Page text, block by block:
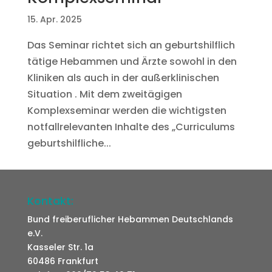
15. Apr. 2025
Das Seminar richtet sich an geburtshilflich
tätige Hebammen und Ärzte sowohl in den
Kliniken als auch in der außerklinischen
Situation . Mit dem zweitägigen
Komplexseminar werden die wichtigsten
notfallrelevanten Inhalte des „Curriculums
geburtshilfliche...
Kontakt:
Bund freiberuflicher Hebammen Deutschlands
e.V.
Kasseler Str. 1a
60486 Frankfurt